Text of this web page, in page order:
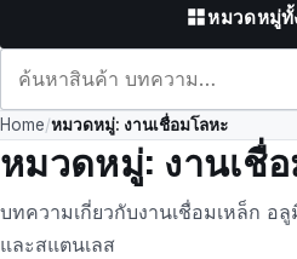
หมวดหมู่ทั้
และ
บทความ
Home/หมวดหมู่: งานเชื่อมโลหะ
หมวดหมู่: งานเชื่
บทความเกี่ยวกับงานเชื่อมเหล็ก อ
และสแตนเลส